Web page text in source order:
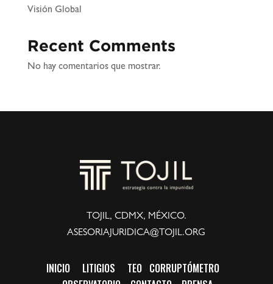
Visión Global
Recent Comments
No hay comentarios que mostrar.
TOJIL, CDMX, MÉXICO.
ASESORIAJURIDICA@TOJIL.ORG
INICIO LITIGIOS TEO CORRUPTÓMETRO